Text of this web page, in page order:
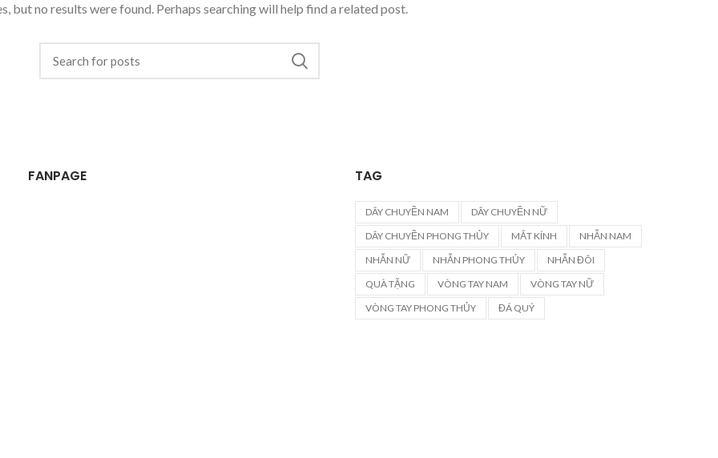
but no results were found. Perhaps searching will help find a related post.
FANPAGE TAG
DÂY CHUYỀN NAM
DÂY CHUYỀN NỮ
DÂY CHUYỀN PHONG THỦY
MẮT KÍNH
NHẪN NAM
NHẪN NỮ
NHẪN PHONG THỦY
NHẪN ĐÔI
QUÀ TẶNG
VÒNG TAY NAM
VÒNG TAY NỮ
VÒNG TAY PHONG THỦY
ĐÁ QUÝ